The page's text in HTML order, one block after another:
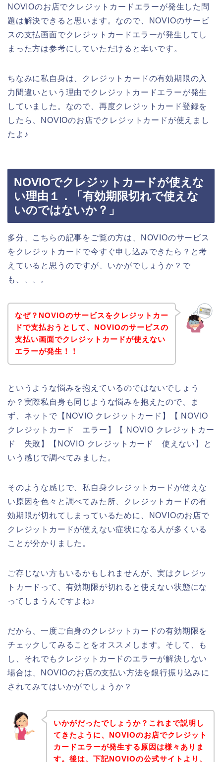
NOVIOのお店でクレジットカードエラーが発生した問
題は解決できると思います。なので、NOVIOのサービ
スの支払画面でクレジットカードエラーが発生してし
まった方は参考にしていただけると幸いです。
ちなみに私自身は、クレジットカードの有効期限の入
力間違いという理由でクレジットカードエラーが発生
していました。なので、再度クレジットカード登録を
したら、NOVIOのお店でクレジットカードが使えまし
たよ♪
NOVIOでクレジットカードが使えな
い理由１．「有効期限切れで使えな
いのではないか？」
多分、こちらの記事をご覧の方は、NOVIOのサービス
をクレジットカードで今すぐ申し込みできたら？と考
えていると思うのですが、いかがでしょうか？で
も、、、。
なぜ？NOVIOのサービスをクレジットカー
ドで支払おうとして、NOVIOのサービスの
支払い画面でクレジットカードが使えない
エラーが発生！！
というような悩みを抱えているのではないでしょう
か？実際私自身も同じような悩みを抱えたので、ま
ず、ネットで【NOVIO クレジットカード】【 NOVIO
クレジットカード エラー】【 NOVIO クレジットカー
ド 失敗】【NOVIO クレジットカード 使えない】と
いう感じで調べてみました。
そのような感じで、私自身クレジットカードが使えな
い原因を色々と調べてみた所、クレジットカードの有
効期限が切れてしまっているために、NOVIOのお店で
クレジットカードが使えない症状になる人が多くいる
ことが分かりました。
ご存じない方もいるかもしれませんが、実はクレジッ
トカードって、有効期限が切れると使えない状態にな
ってしまうんですよね♪
だから、一度ご自身のクレジットカードの有効期限を
チェックしてみることをオススメします。そして、も
し、それでもクレジットカードのエラーが解決しない
場合は、NOVIOのお店の支払い方法を銀行振り込みに
されてみてはいかがでしょうか？
いかがだったでしょうか？これまで説明し
てきたように、NOVIOのお店でクレジット
カードエラーが発生する原因は様々ありま
す。後は、下記NOVIOの公式サイトより、